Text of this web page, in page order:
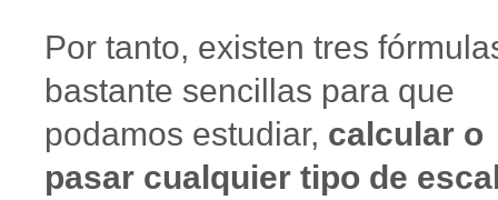
Por tanto, existen tres
bastante sencillas para que
podamos estudiar, calcular o
pasar cualquier tipo de